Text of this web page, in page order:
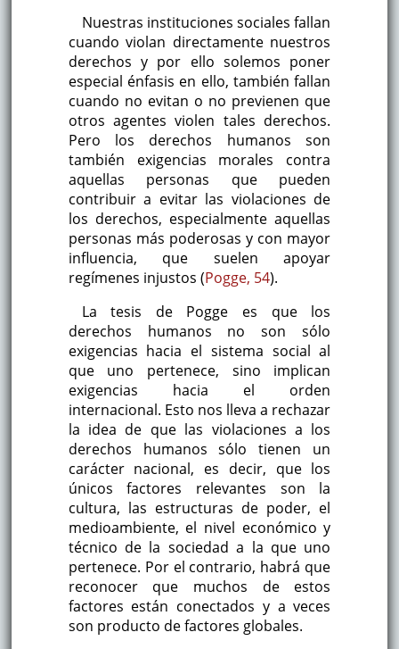
Nuestras instituciones sociales fallan
cuando violan directamente nuestros
derechos y por ello solemos poner
especial énfasis en ello, también fallan
cuando no evitan o no previenen que
otros agentes violen tales derechos.
Pero los derechos humanos son
también exigencias morales contra
aquellas personas que pueden
contribuir a evitar las violaciones de
los derechos, especialmente aquellas
personas más poderosas y con mayor
influencia, que suelen apoyar
regímenes injustos (Pogge, 54).
La tesis de Pogge es que los
derechos humanos no son sólo
exigencias hacia el sistema social al
que uno pertenece, sino implican
exigencias hacia el orden
internacional. Esto nos lleva a rechazar
la idea de que las violaciones a los
derechos humanos sólo tienen un
carácter nacional, es decir, que los
únicos factores relevantes son la
cultura, las estructuras de poder, el
medioambiente, el nivel económico y
técnico de la sociedad a la que uno
pertenece. Por el contrario, habrá que
reconocer que muchos de estos
factores están conectados y a veces
son producto de factores globales.